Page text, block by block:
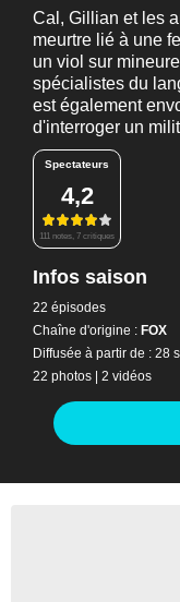
Cal, Gillian et les
meurtre lié à une
un viol sur
spécialistes du
est également
d'interroger un
Spectateurs
4,2
111 notes, 7 critiques
Infos saison
22 épisodes
Chaîne d'origine : FOX
Diffusée à partir de : 28
22 photos | 2 vidéos